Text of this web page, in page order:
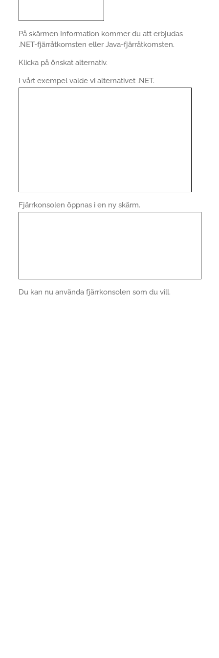
På skärmen Information kommer du att erbjudas
.NET-fjärråtkomsten eller Java-fjärråtkomsten.
Klicka på önskat alternativ.
I vårt exempel valde vi alternativet .NET.
Fjärrkonsolen öppnas i en ny skärm.
Du kan nu använda fjärrkonsolen som du vill.